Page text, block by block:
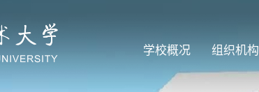
学校概况 组织机构